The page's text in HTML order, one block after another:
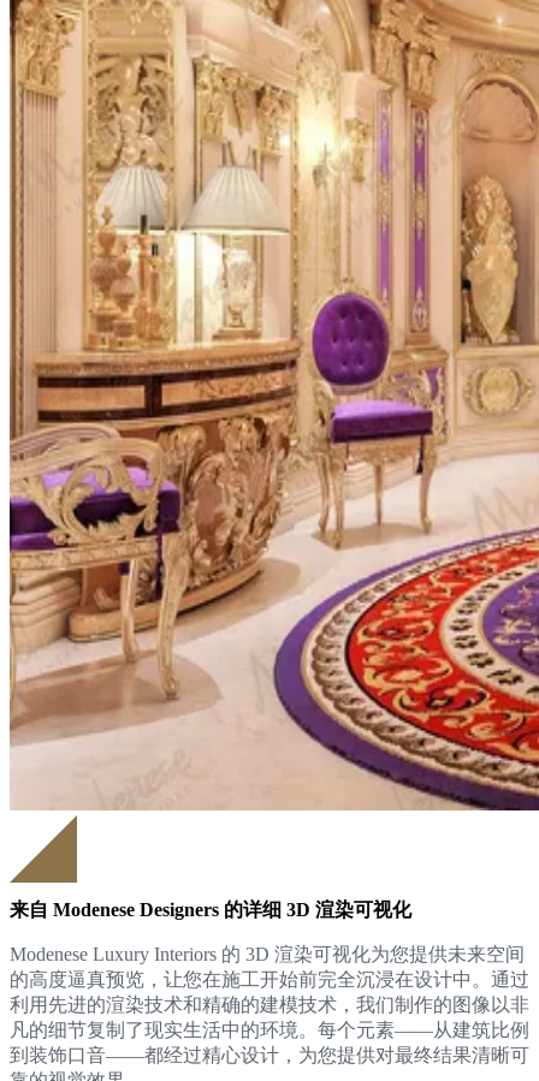
来自 Modenese Designers 的详细 3D 渲染可视化
Modenese Luxury Interiors 的 3D 渲染可视化为您提供未来空间
的高度逼真预览，让您在施工开始前完全沉浸在设计中。通过
利用先进的渲染技术和精确的建模技术，我们制作的图像以非
凡的细节复制了现实生活中的环境。每个元素——从建筑比例
到装饰口音——都经过精心设计，为您提供对最终结果清晰可